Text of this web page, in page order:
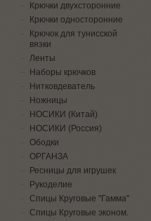
Крючки двухсторонние
Крючки односторонние
Крючок для тунисской
вязки
Ленты
Наборы крючков
Нитковдеватель
Ножницы
НОСИКИ (Китай)
НОСИКИ (Россия)
Ободки
ОРГАНЗА
Ресницы для игрушек
Рукоделие
Спицы Круговые "Гамма"
Спицы Круговые эконом.